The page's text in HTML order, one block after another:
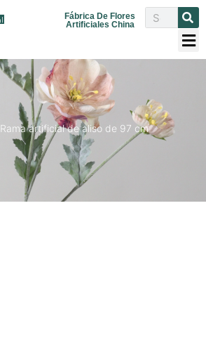
Fábrica De Flores
Artificiales China
Rama artificial de aliso de 97 cm